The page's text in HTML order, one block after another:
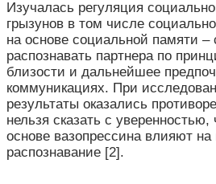
Изучалась регуляция
грызунов в том числе
на основе социальной памяти –
распознавать партнера по
близости и дальнейшее
коммуникациях. При
результаты оказались
нельзя сказать с
основе вазопрессина влияют
распознавание [2].